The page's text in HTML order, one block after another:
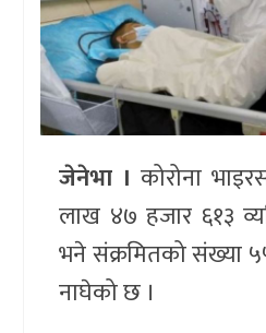
स्वास्थ्य/
रोचक
विचार/
जेनेभा । कोरोना
लाख ४७ हजार ६१३
भने संक्रमितको संख्या
नाघेको छ ।